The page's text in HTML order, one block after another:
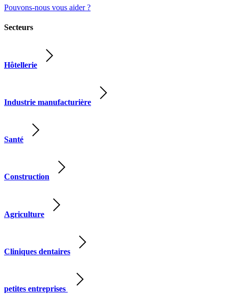
Pouvons-nous vous aider ?
Secteurs
Hôtellerie
Industrie manufacturière
Santé
Construction
Agriculture
Cliniques dentaires
petites entreprises